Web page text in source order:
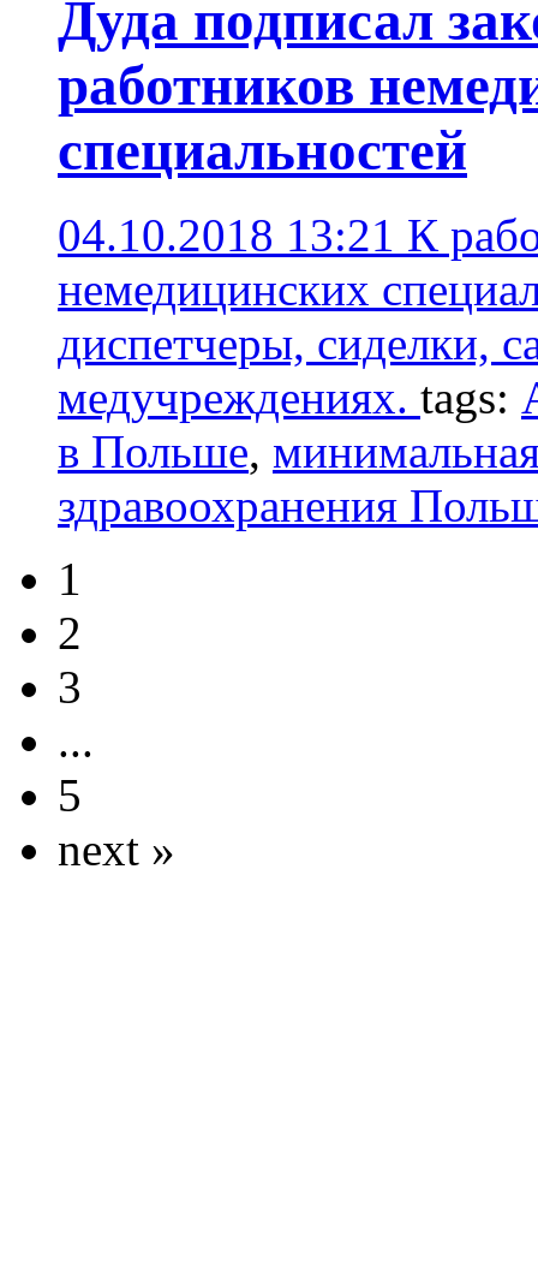
Дуда подписал
работников
специальностей
04.10.2018 13:21 К
немедицинских
диспетчеры, сиделки,
медучреждениях. tags:
в Польше,
здравоохранения
1
2
3
...
5
next »